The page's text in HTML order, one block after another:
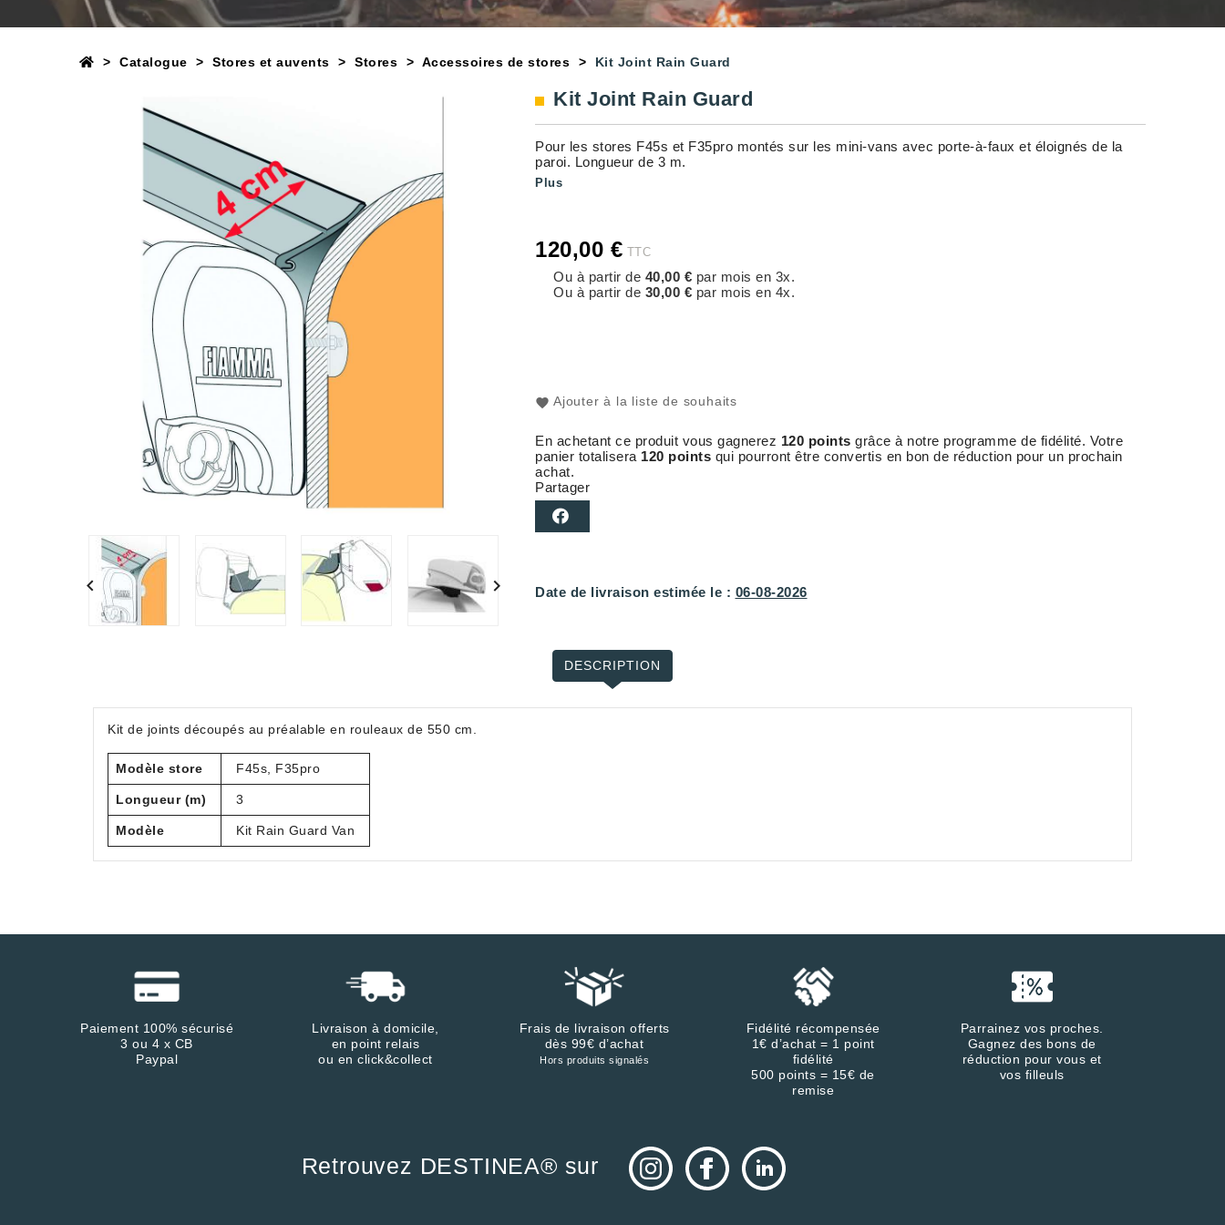
Catalogue Stores et auvents Stores Accessoires de stores Kit Joint Rain Guard
 
Kit Joint Rain Guard
Pour les stores F45s et F35pro montés sur les mini-vans avec porte-à-faux et éloignés de la
paroi. Longueur de 3 m.
Plus
120,00 € TTC
Ou à partir de 40,00 € par mois en 3x.
Ou à partir de 30,00 € par mois en 4x.
Ajouter à la liste de souhaits
En achetant ce produit vous gagnerez 120 points grâce à notre programme de fidélité. Votre
panier totalisera 120 points qui pourront être convertis en bon de réduction pour un prochain
achat.
Partager
Date de livraison estimée le : 06-08-2026
DESCRIPTION
Kit de joints découpés au préalable en rouleaux de 550 cm.
Modèle store F45s, F35pro
Longueur (m) 3
Modèle Kit Rain Guard Van
Paiement 100% sécurisé
3 ou 4 x CB
Paypal
Livraison à domicile,
en point relais
ou en click&collect
Frais de livraison offerts
dès 99€ d’achat
Hors produits signalés
Fidélité récompensée
1€ d’achat = 1 point
fidélité
500 points = 15€ de
remise
Parrainez vos proches.
Gagnez des bons de
réduction pour vous et
vos filleuls
Retrouvez DESTINEA® sur